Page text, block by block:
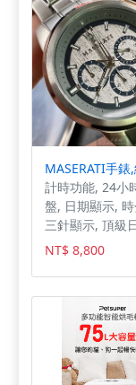
計時功能, 24小
盤, 日期顯示,
三針顯示, 頂級
老客戶獨享私訊
折扣優惠, 誠信
質保障,好穿搭
什麼
款式了!!!,給您全
樣的感受
錶店主推薦款
✨✨✨✨✨
NT$ 8,800